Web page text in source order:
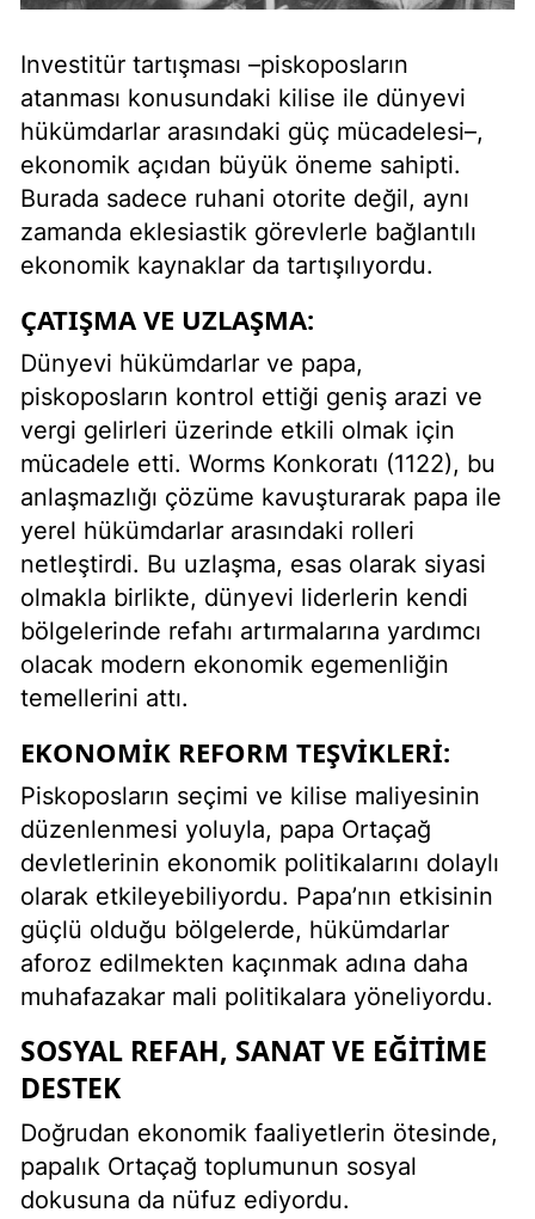
Investitür tartışması –piskoposların
atanması konusundaki kilise ile dünyevi
hükümdarlar arasındaki güç mücadelesi–,
ekonomik açıdan büyük öneme sahipti.
Burada sadece ruhani otorite değil, aynı
zamanda eklesiastik görevlerle bağlantılı
ekonomik kaynaklar da tartışılıyordu.
ÇATIŞMA VE UZLAŞMA:
Dünyevi hükümdarlar ve papa,
piskoposların kontrol ettiği geniş arazi ve
vergi gelirleri üzerinde etkili olmak için
mücadele etti. Worms Konkoratı (1122), bu
anlaşmazlığı çözüme kavuşturarak papa ile
yerel hükümdarlar arasındaki rolleri
netleştirdi. Bu uzlaşma, esas olarak siyasi
olmakla birlikte, dünyevi liderlerin kendi
bölgelerinde refahı artırmalarına yardımcı
olacak modern ekonomik egemenliğin
temellerini attı.
EKONOMIK REFORM TEŞVIKLERI:
Piskoposların seçimi ve kilise maliyesinin
düzenlenmesi yoluyla, papa Ortaçağ
devletlerinin ekonomik politikalarını dolaylı
olarak etkileyebiliyordu. Papa’nın etkisinin
güçlü olduğu bölgelerde, hükümdarlar
aforoz edilmekten kaçınmak adına daha
muhafazakar mali politikalara yöneliyordu.
SOSYAL REFAH, SANAT VE EĞITIME
DESTEK
Doğrudan ekonomik faaliyetlerin ötesinde,
papalık Ortaçağ toplumunun sosyal
dokusuna da nüfuz ediyordu.